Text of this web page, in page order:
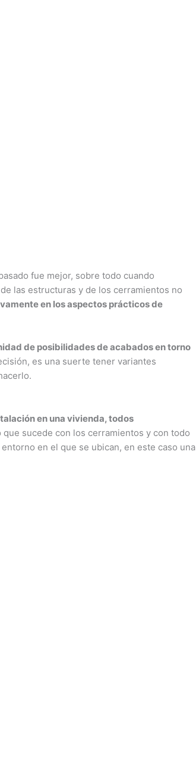
fue mejor, sobre todo cuando
las estructuras y de los cerramientos no
en los aspectos prácticos de
de posibilidades de acabados en torno
es una suerte tener variantes
en una vivienda, todos
que sucede con los cerramientos y con todo
en el que se ubican, en este caso una